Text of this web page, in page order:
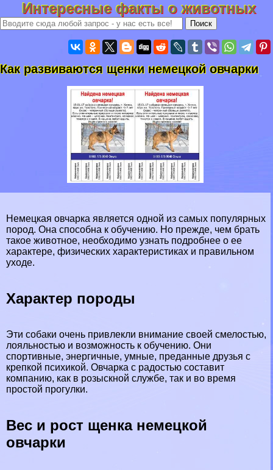
Интересные факты о животных
Как развиваются щенки немецкой овчарки
Немецкая овчарка является одной из самых популярных
пород. Она способна к обучению. Но прежде, чем брать
такое животное, необходимо узнать подробнее о ее
хаpaктере, физических хаpaктеристиках и правильном
уходе.
Хаpaктер породы
Эти собаки очень привлекли внимание своей смелостью,
лояльностью и возможность к обучению. Они
спортивные, энергичные, умные, преданные друзья с
крепкой психикой. Овчарка с радостью составит
компанию, как в розыскной службе, так и во время
простой прогулки.
Вес и рост щенка немецкой
овчарки